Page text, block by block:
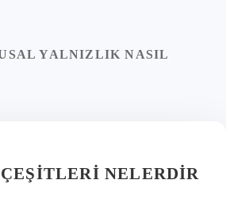
YALNIZLIK NASIL
NELERDIR